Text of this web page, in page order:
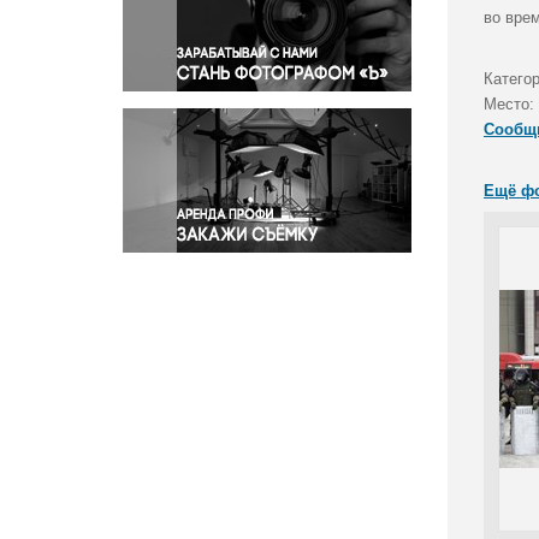
Правосудие
Происшествия и конфликты
Религия
Светская жизнь
Спорт
Экология
Экономика и бизнес
во
Место:
Ещё